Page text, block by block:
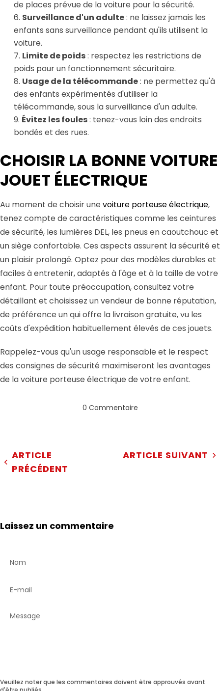
de places prévue de la voiture pour la sécurité.
Surveillance d'un adulte: ne laissez jamais les
enfants sans surveillance pendant qu'ils utilisent la
voiture.
Limite de poids: respectez les restrictions de
poids pour un fonctionnement sécuritaire.
Usage de la télécommande: ne permettez qu'à
des enfants expérimentés d'utiliser la
télécommande, sous la surveillance d'un adulte.
Évitez les foules: tenez-vous loin des endroits
bondés et des rues.
CHOISIR LA BONNE VOITURE
JOUET ÉLECTRIQUE
Au moment de choisir une voiture porteuse électrique,
tenez compte de caractéristiques comme les ceintures
de sécurité, les lumières DEL, les pneus en caoutchouc et
un siège confortable. Ces aspects assurent la sécurité et
un plaisir prolongé. Optez pour des modèles durables et
faciles à entretenir, adaptés à l'âge et à la taille de votre
enfant. Pour toute préoccupation, consultez votre
détaillant et choisissez un vendeur de bonne réputation,
de préférence un qui offre la livraison gratuite, vu les
coûts d'expédition habituellement élevés de ces jouets.
Rappelez-vous qu'un usage responsable et le respect
des consignes de sécurité maximiseront les avantages
de la voiture porteuse électrique de votre enfant.
0 Commentaire
ARTICLE
PRÉCÉDENT
ARTICLE SUIVANT
Laissez un commentaire
Veuillez noter que les commentaires doivent être approuvés avant